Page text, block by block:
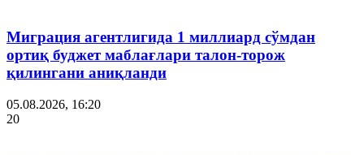
Миграция агентлигида 1 миллиард сўмдан
ортиқ буджет маблағлари талон-торож
қилингани аниқланди
05.08.2026, 16:20
20